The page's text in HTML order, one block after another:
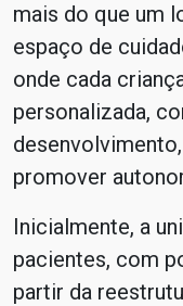
mais do que um
espaço de
onde cada
personalizada,
promover
Inicialmente, a
pacientes, com
partir da